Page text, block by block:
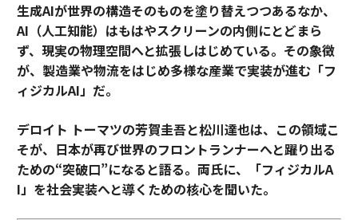
生成AIが世界の構造そのものを塗り替えつつあるなか、
AI（人工知能）はもはやスクリーンの内側にとどまら
ず、現実の物理空間へと拡張しはじめている。その象徴
が、製造業や物流をはじめ多様な産業で実装が進む「フ
ィジカルAI」だ。
デロイト トーマツの芳賀圭吾と松川達也は、この領域こ
そが、日本が再び世界のフロントランナーへと躍り出る
ための“突破口”になると語る。両氏に、「フィジカルA
I」を社会実装へと導くための核心を聞いた。